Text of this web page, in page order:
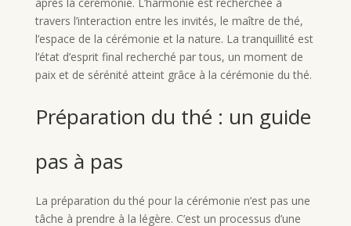
travers l’interaction entre les invités, le maître de thé,
l’espace de la cérémonie et la nature. La tranquillité est
l’état d’esprit final recherché par tous, un moment de
paix et de sérénité atteint grâce à la cérémonie du thé.
Préparation du thé : un guide
pas à pas
La préparation du thé pour la cérémonie n’est pas une
tâche à prendre à la légère. C’est un processus d’une